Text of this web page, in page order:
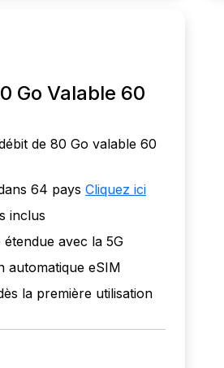
Go Valable 60
de 80 Go valable 60
64 pays Cliquez ici
inclus
étendue avec la 5G
automatique eSIM
la première utilisation